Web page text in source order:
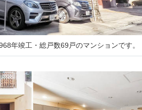
年竣工・総戸数69戸のマンションです。